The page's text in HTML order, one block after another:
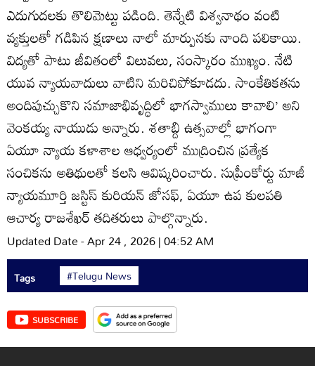
ఎదుగుదలకు తొలిమెట్టు పడింది. తెన్నేటి విశ్వనాథం వంటి
వ్యక్తులతో గడిపిన క్షణాలు నాలో మార్పునకు నాంది పలికాయి.
విద్యతో పాటు జీవితంలో విలువలు, సంస్కారం ముఖ్యం. నేటి
యువ న్యాయవాదులు వాటిని మరిచిపోకూడదు. సాంకేతికతను
అందిపుచ్చుకొని సమాజాభివృద్ధిలో భాగస్వాములు కావాలి’ అని
వెంకయ్య నాయుడు అన్నారు. శతాబ్ది ఉత్సవాల్లో భాగంగా
ఏయూ న్యాయ కళాశాల ఆధ్వర్యంలో ముద్రించిన ప్రత్యేక
సంచికను అతిథులతో కలసి ఆవిష్కరించారు. సుప్రీంకోర్టు మాజీ
న్యాయమూర్తి జస్టిస్‌ కురియన్‌ జోసఫ్‌, ఏయూ ఉప కులపతి
ఆచార్య రాజశేఖర్‌ తదితరులు పాల్గొన్నారు.
Updated Date - Apr 24 , 2026 | 04:52 AM
Tags #Telugu News
SUBSCRIBE